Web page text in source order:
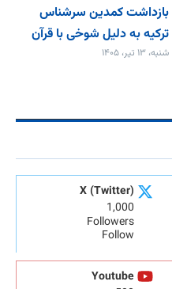
بازداشت کمدین سرشناس
ترکیه به دلیل شوخی با قرآن
شنبه، ۱۳ تیر، ۱۴۰۵
X (Twitter)
1,000
Followers
Follow
Youtube